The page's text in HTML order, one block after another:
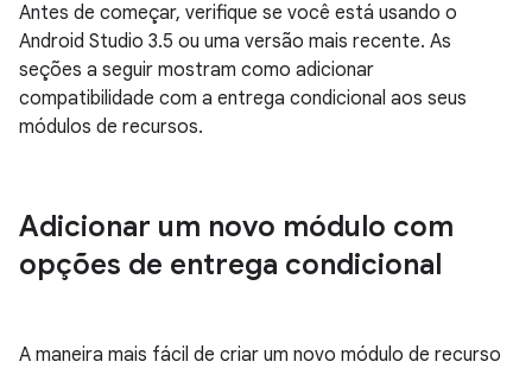
Antes de começar, verifique se você está usando o
Android Studio 3.5 ou uma versão mais recente. As
seções a seguir mostram como adicionar
compatibilidade com a entrega condicional aos seus
módulos de recursos.
Adicionar um novo módulo com
opções de entrega condicional
A maneira mais fácil de criar um novo módulo de recurso